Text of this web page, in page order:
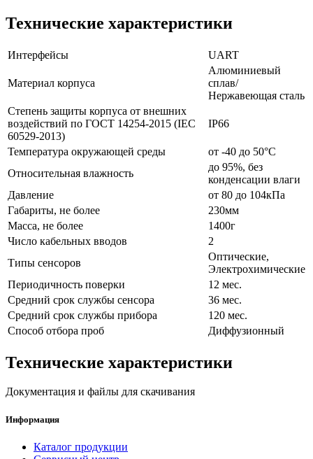
Технические характеристики
Интерфейсы UART
Материал корпуса
Алюминиевый
сплав/
Нержавеющая сталь
Степень защиты корпуса от внешних
воздействий по ГОСТ 14254-2015 (IEC
60529-2013)
IP66
Температура окружающей среды
от -40 до 50°C
Относительная влажность
до 95%, без
конденсации влаги
Давление
от 80 до 104кПа
Габариты, не более
230мм
Масса, не более
1400г
Число кабельных вводов
2
Типы сенсоров
Оптические,
Электрохимические
Периодичность поверки
12 мес.
Средний срок службы сенсора
36 мес.
Средний срок службы прибора
120 мес.
Способ отбора проб
Диффузионный
Технические характеристики
Документация и файлы для скачивания
Информация
Каталог продукции